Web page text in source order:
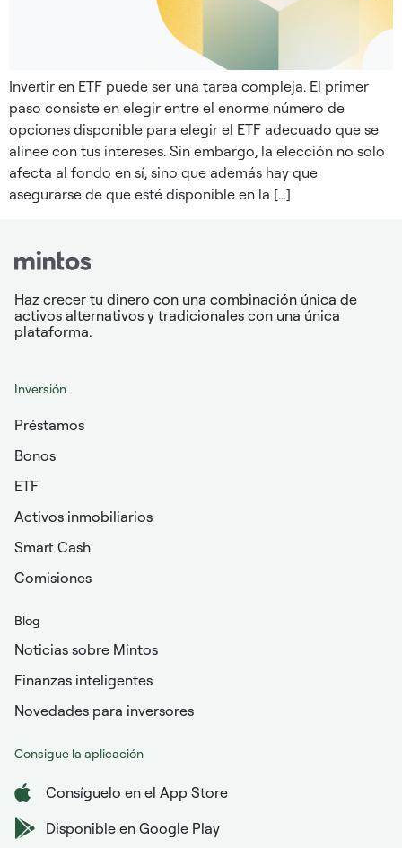
Invertir en ETF puede ser una tarea compleja. El primer
paso consiste en elegir entre el enorme número de
opciones disponible para elegir el ETF adecuado que se
alinee con tus intereses. Sin embargo, la elección no solo
afecta al fondo en sí, sino que además hay que
asegurarse de que esté disponible en la […]
Haz crecer tu dinero con una combinación única de
activos alternativos y tradicionales con una única
plataforma.
Inversión
Préstamos
Bonos
ETF
Activos inmobiliarios
Smart Cash
Comisiones
Blog
Noticias sobre Mintos
Finanzas inteligentes
Novedades para inversores
Consigue la aplicación
Consíguelo en el App Store
Disponible en Google Play